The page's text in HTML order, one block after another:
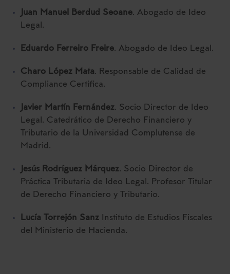
Juan Manuel Berdud Seoane. Abogado de Ideo
Legal.
Eduardo Ferreiro Freire. Abogado de Ideo Legal.
Charo López Mata. Responsable de Calidad de
Compliance Certifica.
Javier Martín Fernández. Socio Director de Ideo
Legal. Catedrático de Derecho Financiero y
Tributario de la Universidad Complutense de
Madrid.
Jesús Rodríguez Márquez. Socio Director de
Práctica Tributaria de Ideo Legal. Profesor Titular
de Derecho Financiero y Tributario.
Lucía Torrejón Sanz Instituto de Estudios Fiscales
del Ministerio de Hacienda.